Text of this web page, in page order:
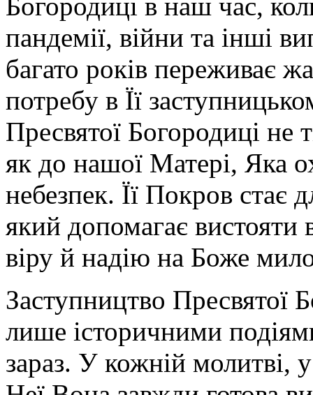
пандемії, війни та інші
багато років переживає
потребу в Її
Пресвятої Богородиці не
як до нашої Матері, Яка
небезпек. Її Покров стає
який допомагає вистояти
віру й надію на Боже
Заступництво Пресвятої
лише історичними
зараз. У кожній молитві,